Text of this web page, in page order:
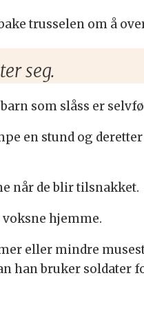
trusselen om å
seg.
som slåss er
en stund og
når de blir tilsnakket.
hjemme.
eller mindre
han bruker soldater